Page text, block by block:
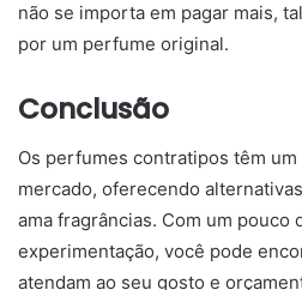
não se importa em pagar mais,
por um perfume original.
Conclusão
Os perfumes contratipos têm
mercado, oferecendo
ama fragrâncias. Com um pouco
experimentação, você pode
atendam ao seu gosto e